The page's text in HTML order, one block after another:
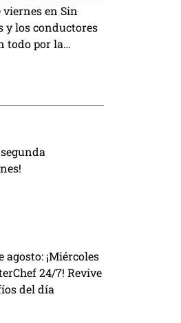
en Sin
y los conductores
todo por la
agosto: ¡Miércoles
24/7! Revive
del día